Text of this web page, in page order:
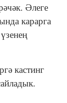
Әлеге
карарга
кастинг